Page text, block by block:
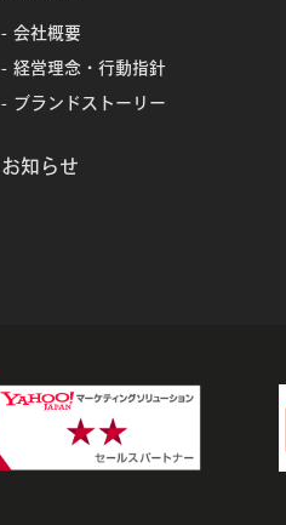
会社概要
経営理念・行動指針
ブランドストーリー
お知らせ